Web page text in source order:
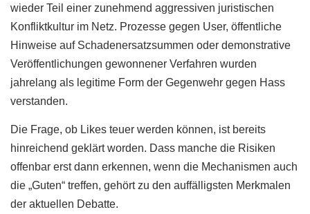
wieder Teil einer zunehmend aggressiven juristischen
Konfliktkultur im Netz. Prozesse gegen User, öffentliche
Hinweise auf Schadenersatzsummen oder demonstrative
Veröffentlichungen gewonnener Verfahren wurden
jahrelang als legitime Form der Gegenwehr gegen Hass
verstanden.
Die Frage, ob Likes teuer werden können, ist bereits
hinreichend geklärt worden. Dass manche die Risiken
offenbar erst dann erkennen, wenn die Mechanismen auch
die „Guten“ treffen, gehört zu den auffälligsten Merkmalen
der aktuellen Debatte.